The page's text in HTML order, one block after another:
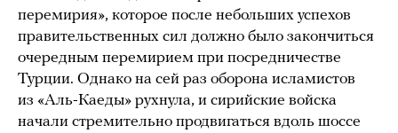
перемирия», которое после небольших успехов
правительственных сил должно было закончиться
очередным перемирием при посредничестве
Турции. Однако на сей раз оборона исламистов
из «Аль-Каеды» рухнула, и сирийские войска
начали стремительно продвигаться вдоль шоссе